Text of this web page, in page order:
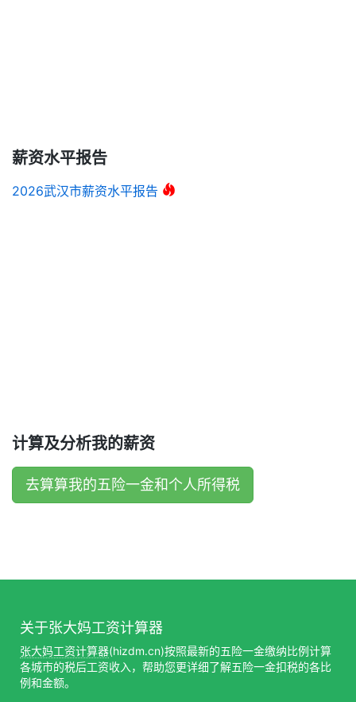
薪资水平报告
2026武汉市薪资水平报告
计算及分析我的薪资
去算算我的五险一金和个人所得税
关于张大妈工资计算器
张大妈工资计算器(hizdm.cn)按照最新的五险一金缴纳比例计算
各城市的税后工资收入，帮助您更详细了解五险一金扣税的各比
例和金额。